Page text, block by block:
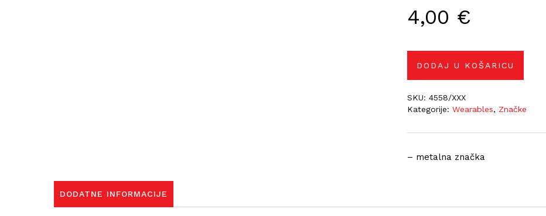
4,00 €
– metalna značka
DODAJ U KOŠARICU
SKU:4558/XXX
Kategorije:Wearables, Značke
DODATNE INFORMACIJE